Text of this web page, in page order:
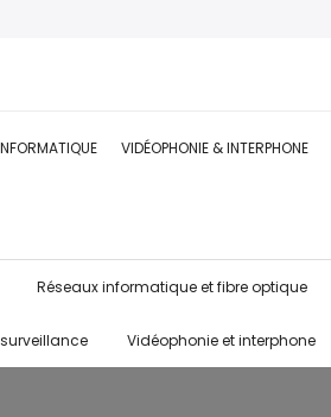
VIDÉOPHONIE & INTERPHONE
Réseaux informatique et fibre optique
Vidéophonie et interphone